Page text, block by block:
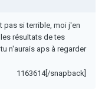
pas si terrible, moi j'en
résultats de tes
n'aurais aps à regarder
1163614[/snapback]